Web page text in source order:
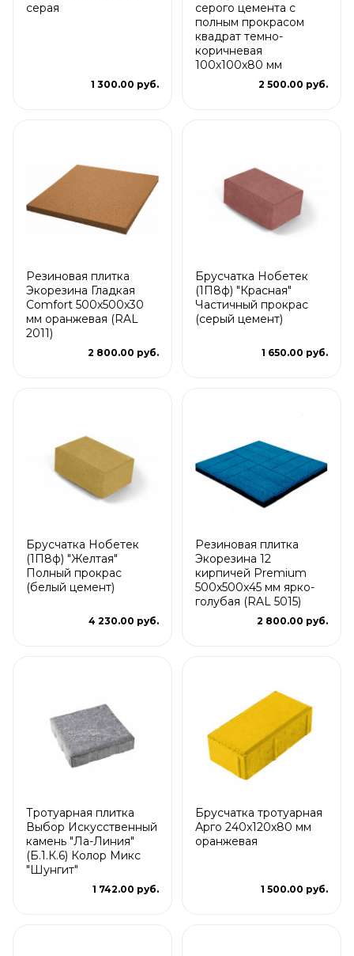
серая
1 300.00 руб.
серого цемента с
полным прокрасом
квадрат темно-
коричневая
100х100х80 мм
2 500.00 руб.
Резиновая плитка
Экорезина Гладкая
Comfort 500x500x30
мм оранжевая (RAL
2011)
2 800.00 руб.
Брусчатка Нобетек
(1П8ф) "Красная"
Частичный прокрас
(серый цемент)
1 650.00 руб.
Брусчатка Нобетек
(1П8ф) "Желтая"
Полный прокрас
(белый цемент)
4 230.00 руб.
Резиновая плитка
Экорезина 12
кирпичей Premium
500x500x45 мм ярко-
голубая (RAL 5015)
2 800.00 руб.
Тротуарная плитка
Выбор Искусственный
камень "Ла-Линия"
(Б.1.К.6) Колор Микс
"Шунгит"
1 742.00 руб.
Брусчатка тротуарная
Арго 240x120x80 мм
оранжевая
1 500.00 руб.